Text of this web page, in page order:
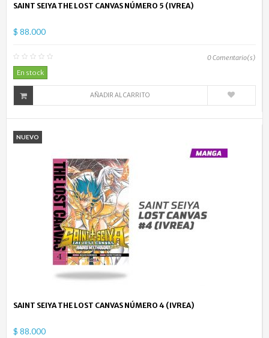
SAINT SEIYA THE LOST CANVAS NÚMERO 5 (IVREA)
$ 88.000
0Comentario(s)
En stock
AÑADIR AL CARRITO
NUEVO
SAINT SEIYA THE LOST CANVAS NÚMERO 4 (IVREA)
$ 88.000